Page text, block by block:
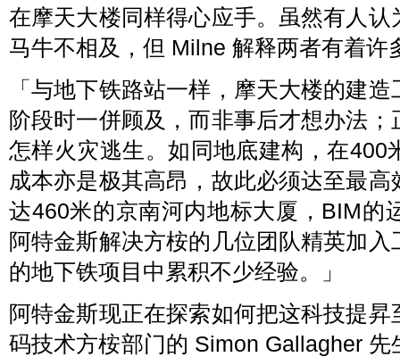
在摩天大楼同样得心应手。虽然有人
马牛不相及，但 Milne 解释两者有着许
「与地下铁路站一样，摩天大楼的建
阶段时一併顾及，而非事后才想办法
怎样火灾逃生。如同地底建构，在400
成本亦是极其高昂，故此必须达至最
达460米的京南河内地标大厦，BIM的
阿特金斯解决方桉的几位团队精英加
的地下铁项目中累积不少经验。」
阿特金斯现正在探索如何把这科技提
码技术方桉部门的 Simon Gallagher